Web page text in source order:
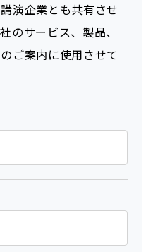
演企業とも共有させ
のサービス、製品、
ご案内に使用させて